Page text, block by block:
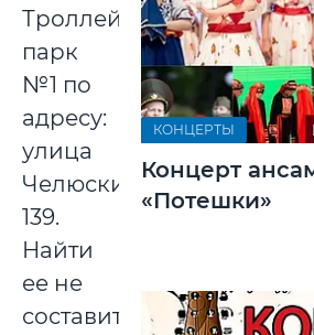
Троллейбусный
парк
№1 по
адресу:
улица
Челюскинцев,
139.
Найти
ее не
составит
КОНЦЕРТЫ
Концерт
«Потешки»